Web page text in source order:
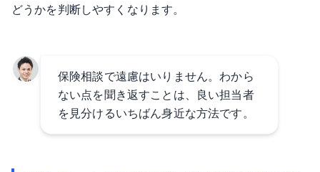
どうかを判断しやすくなります。
保険相談で遠慮はいりません。わから
ない点を聞き返すことは、良い担当者
を見分けるいちばん身近な方法です。